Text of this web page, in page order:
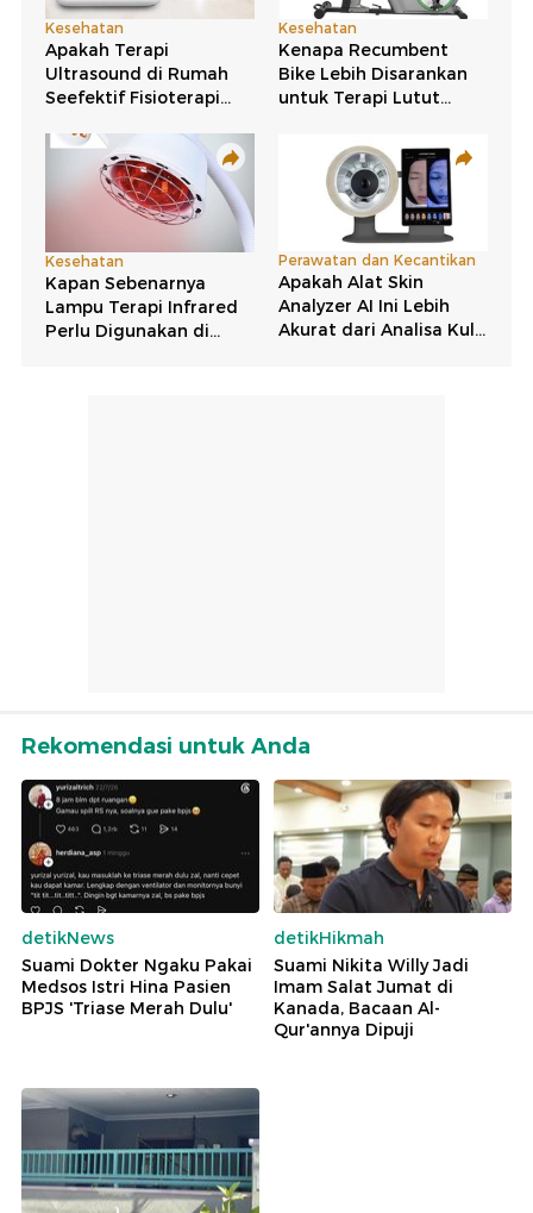
Rekomendasi untuk Anda
detikNews
Suami Dokter Ngaku Pakai
Medsos Istri Hina Pasien
BPJS 'Triase Merah Dulu'
detikHikmah
Suami Nikita Willy Jadi
Imam Salat Jumat di
Kanada, Bacaan Al-
Qur'annya Dipuji